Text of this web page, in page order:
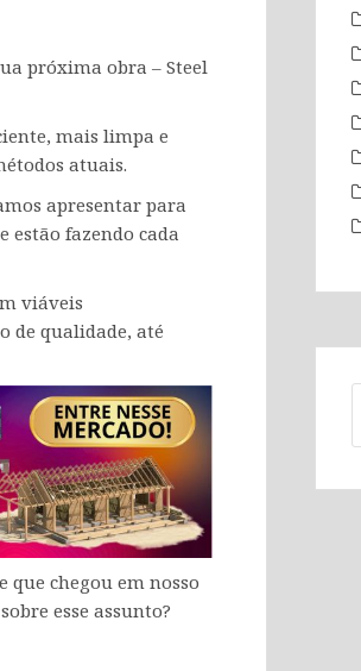
próxima obra – Steel
mais limpa e
atuais.
apresentar para
estão fazendo cada
viáveis
de qualidade, até
que chegou em nosso
esse assunto?